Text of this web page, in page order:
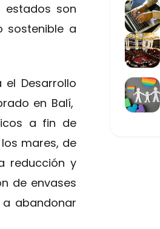
son
sostenible a
Desarrollo
en Balí,
a fin de
mares, de
reducción y
de envases
abandonar